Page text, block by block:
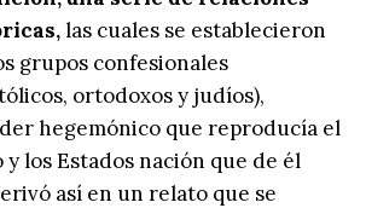
las cuales se establecieron
grupos confesionales
ortodoxos y judíos),
hegemónico que reproducía el
los Estados nación que de él
así en un relato que se